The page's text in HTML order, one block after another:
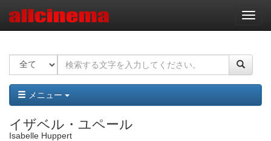
ナ
ビ
ー
ョ
ン
メニュー
イザベル・ユペール
Isabelle Huppert